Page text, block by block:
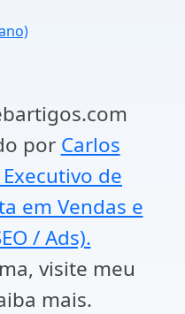
por Carlos
de
em Vendas e
/ Ads).
visite meu
mais.